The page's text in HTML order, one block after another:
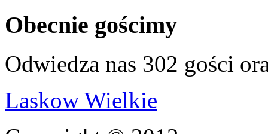
Obecnie gościmy
Odwiedza nas 302 gości
Laskow Wielkie